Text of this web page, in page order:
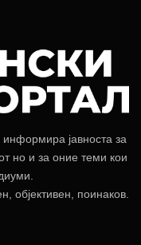
јавноста за
но и за оние теми кои
објективен, поинаков.